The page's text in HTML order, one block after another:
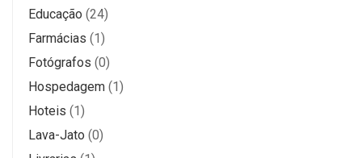
Educação (24)
Farmácias (1)
Fotógrafos (0)
Hospedagem (1)
Hoteis (1)
Lava-Jato (0)